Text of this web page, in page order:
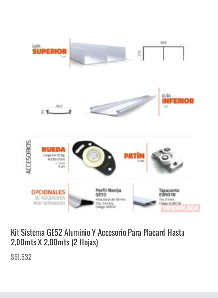
Kit Sistema GE52 Aluminio Y Accesorio Para Placard Hasta
2,00mts X 2,00mts (2 Hojas)
$61.532